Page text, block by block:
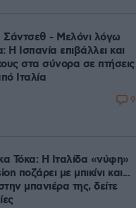
Σάντσεθ - Μελόνι λόγω
Η Ισπανία επιβάλλει και
στα σύνορα σε πτήσεις
Ιταλία
9
Τόκα: Η Ιταλίδα «νύφη»
ποζάρει με μπικίνι και...
μπανιέρα της, δείτε